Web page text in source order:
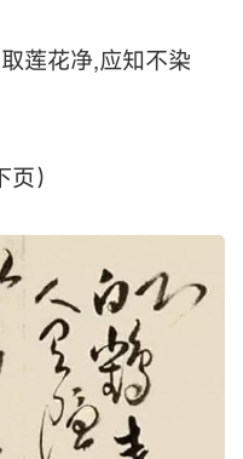
莲花净,应知不染
）